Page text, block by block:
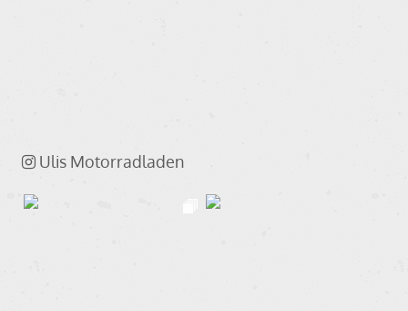
Ulis Motorradladen